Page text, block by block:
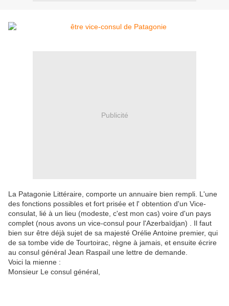
Publicité
La Patagonie Littéraire, comporte un annuaire bien rempli. L'une
des fonctions possibles et fort prisée et l' obtention d'un Vice-
consulat, lié à un lieu (modeste, c'est mon cas) voire d'un pays
complet (nous avons un vice-consul pour l'Azerbaïdjan) . Il faut
bien sur être déjà sujet de sa majesté Orélie Antoine premier, qui
de sa tombe vide de Tourtoirac, règne à jamais, et ensuite écrire
au consul général Jean Raspail une lettre de demande.
Voici la mienne :
Monsieur Le consul général,